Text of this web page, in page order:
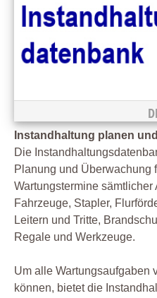
Instandhaltung planen
Die
Planung und Überwachung
Wartungstermine
Fahrzeuge, Stapler,
Leitern und Tritte,
Regale und Werkzeuge.
Um alle Wartungsaufgaben
können, bietet die